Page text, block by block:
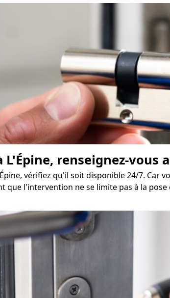
L'Épine, renseignez-
vérifiez qu'il soit disponible 24/7. Car
que l'intervention ne se limite pas à la